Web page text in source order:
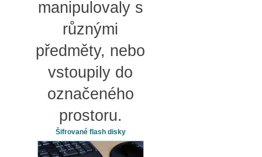
manipulovaly s
různými
předměty, nebo
vstoupily do
označeného
prostoru.
Šifrované flash disky